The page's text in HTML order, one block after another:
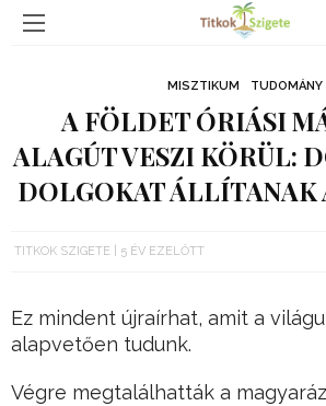
MISZTIKUM TUDOMÁNY
A FÖLDET ÓRIÁSI
ALAGÚT VESZI KÖRÜL:
DOLGOKAT ÁLLÍTANAK
TITKOK SZIGETE 5 ÉV EZELŐTT
Ez mindent újraírhat, amit a
alapvetően tudunk.
Végre megtalálhatták a